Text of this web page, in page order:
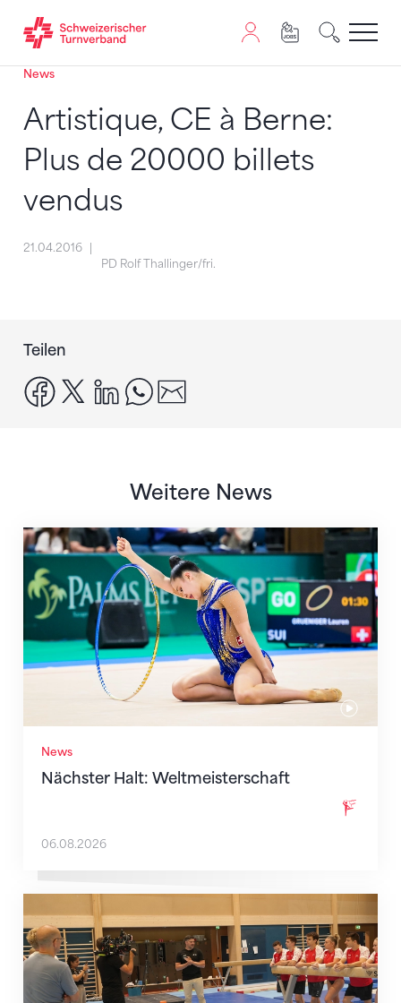
Zum Inhalt springen
Zur Sitemap navigieren
Zum Navigieren dieser Seite wird JavaScript benötigt.
News
Artistique, CE à Berne:
Plus de 20000 billets
vendus
21.04.2016
PD Rolf Thallinger/fri.
Teilen
facebook
x linkedinwhatsapp
Weitere News
News
Nächster Halt: Weltmeisterschaft
Nächster Halt: Weltmeisterschaft
06.08.2026
Mit klaren Zielen nach Zagreb